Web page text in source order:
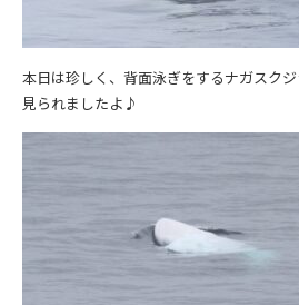
本日は珍しく、背面泳ぎをするナガスク
見られましたよ♪